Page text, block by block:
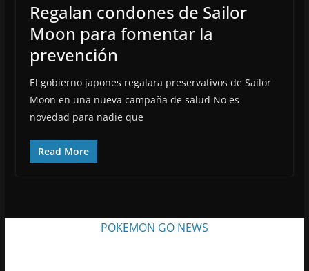
Regalan condones de Sailor
Moon para fomentar la
prevención
El gobierno japones regalara preservativos de Sailor
Moon en una nueva campaña de salud No es
novedad para nadie que
Read More
POKEMON GO NEWS